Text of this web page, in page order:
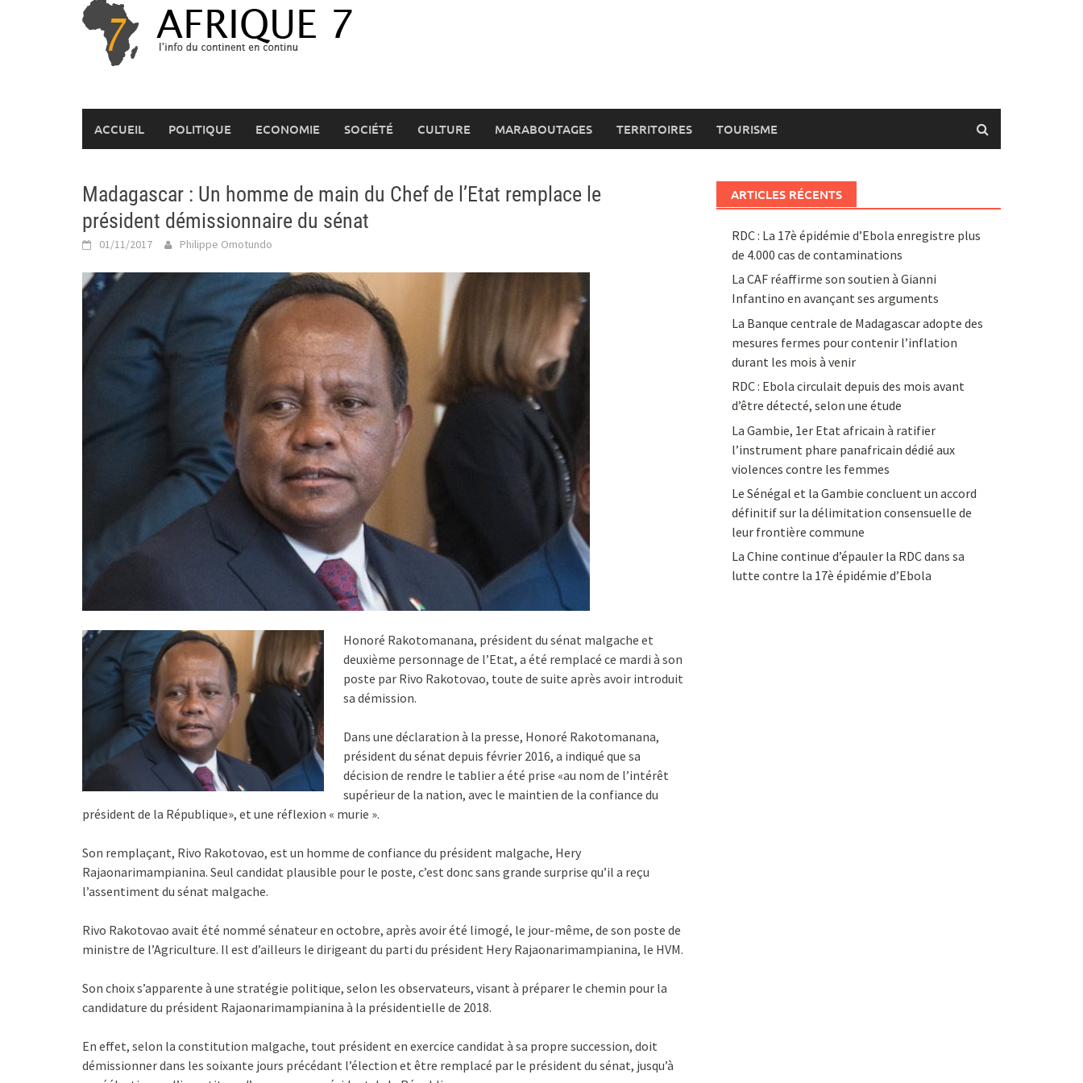
ACCUEIL POLITIQUE ECONOMIE SOCIÉTÉ CULTURE MARABOUTAGES TERRITOIRES TOURISME
Madagascar : Un homme de main du Chef de l’Etat remplace le
président démissionnaire du sénat
01/11/2017 Philippe Omotundo
Honoré Rakotomanana, président du sénat malgache et
deuxième personnage de l’Etat, a été remplacé ce mardi à son
poste par Rivo Rakotovao, toute de suite après avoir introduit
sa démission.
Dans une déclaration à la presse, Honoré Rakotomanana,
président du sénat depuis février 2016, a indiqué que sa
décision de rendre le tablier a été prise «au nom de l’intérêt
supérieur de la nation, avec le maintien de la confiance du
président de la République», et une réflexion « murie ».
Son remplaçant, Rivo Rakotovao, est un homme de confiance du président malgache, Hery
Rajaonarimampianina. Seul candidat plausible pour le poste, c’est donc sans grande surprise qu’il a reçu
l’assentiment du sénat malgache.
Rivo Rakotovao avait été nommé sénateur en octobre, après avoir été limogé, le jour-même, de son poste de
ministre de l’Agriculture. Il est d’ailleurs le dirigeant du parti du président Hery Rajaonarimampianina, le HVM.
Son choix s’apparente à une stratégie politique, selon les observateurs, visant à préparer le chemin pour la
candidature du président Rajaonarimampianina à la présidentielle de 2018.
En effet, selon la constitution malgache, tout président en exercice candidat à sa propre succession, doit
démissionner dans les soixante jours précédant l’élection et être remplacé par le président du sénat, jusqu’à
ARTICLES RÉCENTS
RDC : La 17è épidémie d’Ebola enregistre plus
de 4.000 cas de contaminations
La CAF réaffirme son soutien à Gianni
Infantino en avançant ses arguments
La Banque centrale de Madagascar adopte des
mesures fermes pour contenir l’inflation
durant les mois à venir
RDC : Ebola circulait depuis des mois avant
d’être détecté, selon une étude
La Gambie, 1er Etat africain à ratifier
l’instrument phare panafricain dédié aux
violences contre les femmes
Le Sénégal et la Gambie concluent un accord
définitif sur la délimitation consensuelle de
leur frontière commune
La Chine continue d’épauler la RDC dans sa
lutte contre la 17è épidémie d’Ebola